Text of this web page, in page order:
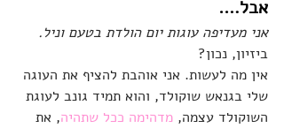
אבל….
אני מעדיפה עוגות יום הולדת בטעם וניל.
ביזיון, נכון?
אין מה לעשות. אני אוהבת להציף את העוגה
שלי בגנאש שוקולד, והוא תמיד גונב לעוגת
השוקולד עצמה, מדהימה ככל שתהיה, את